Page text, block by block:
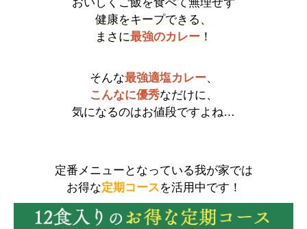
おいしくご飯を食べて無理せず
健康をキープできる、
まさに最強のカレー ！
そんな最強適塩カレー、
こんなに優秀なだけに、
気になるのはお値段ですよね…
定番メニューとなっている我が家では
お得な定期コースを活用中です！